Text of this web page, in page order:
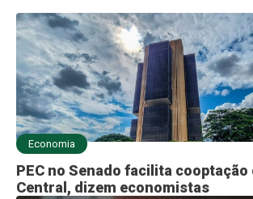
Economia
PEC no Senado facilita cooptação
Central, dizem economistas